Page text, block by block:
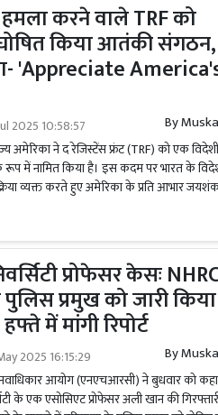
करने वाले TRF को
किया आतंकी संगठन,
'Appreciate
2025 10:58:57 By
अमेरिका ने द रेजिस्टेंस फ्रंट (TRF) को एक विदेशी
में नामित किया है। इस कदम पर भारत के विदेश
व्यक्त करते हुए अमेरिका के प्रति आभार
प्रोफेसर केसः
प्रमुख को जारी किया
में मांगी रिपोर्ट
2025 16:15:29 By
आयोग (एनएचआरसी) ने बुधवार को
के एक एसोसिएट प्रोफेसर अली खान की